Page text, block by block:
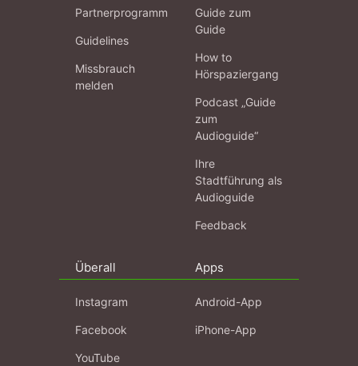
Partnerprogramm
Guidelines
Missbrauch
melden
Guide zum
Guide
How to
Hörspaziergang
Podcast „Guide
zum
Audioguide“
Ihre
Stadtführung als
Audioguide
Feedback
Überall
Instagram
Facebook
YouTube
Apps
Android-App
iPhone-App